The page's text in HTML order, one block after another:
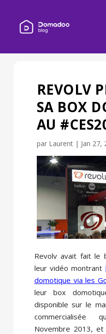
REVOLV
SA BOX
AU
par Laurent| Jan 27,
Revolv avait fait le
leur vidéo montrant
domotique via les
leur box
disponible sur le
commercialisée
Novembre 2013, et